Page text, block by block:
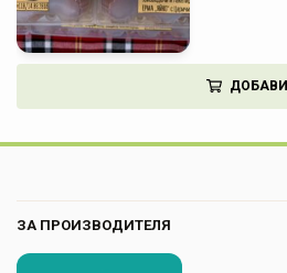
ДОБАВИ
ЗА ПРОИЗВОДИТЕЛЯ